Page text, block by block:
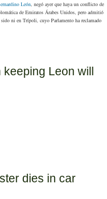
León, negó ayer que haya un conflicto de
de Emiratos Árabes Unidos, pero admitió
ni en Trípoli, cuyo Parlamento ha reclamado
Leon will
dies in car